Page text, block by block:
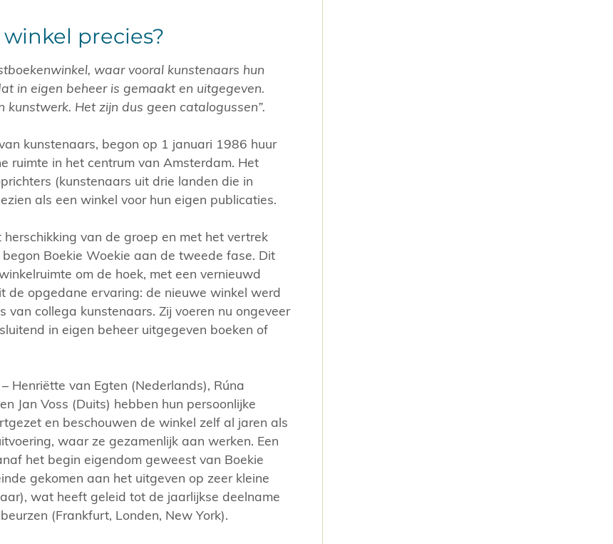
precies?
waar vooral kunstenaars hun
in eigen beheer is gemaakt en uitgegeven.
kunstwerk. Het zijn dus geen catalogussen”.
kunstenaars, begon op 1 januari 1986 huur
ruimte in het centrum van Amsterdam. Het
(kunstenaars uit drie landen die in
als een winkel voor hun eigen publicaties.
van de groep en met het vertrek
Boekie Woekie aan de tweede fase. Dit
om de hoek, met een vernieuwd
de opgedane ervaring: de nieuwe winkel werd
van collega kunstenaars. Zij voeren nu ongeveer
in eigen beheer uitgegeven boeken of
Henriëtte van Egten (Nederlands), Rúna
Jan Voss (Duits) hebben hun persoonlijke
en beschouwen de winkel zelf al jaren als
waar ze gezamenlijk aan werken. Een
het begin eigendom geweest van Boekie
gekomen aan het uitgeven op zeer kleine
wat heeft geleid tot de jaarlijkse deelname
(Frankfurt, Londen, New York).